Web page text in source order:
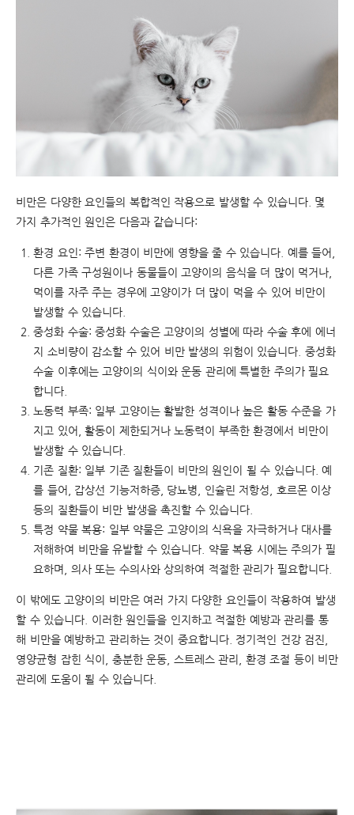
비만은 다양한 요인들의 복합적인 작용으로 발생할 수 있습니다. 몇
가지 추가적인 원인은 다음과 같습니다:
환경 요인: 주변 환경이 비만에 영향을 줄 수 있습니다. 예를 들어,
다른 가족 구성원이나 동물들이 고양이의 음식을 더 많이 먹거나,
먹이를 자주 주는 경우에 고양이가 더 많이 먹을 수 있어 비만이
발생할 수 있습니다.
중성화 수술: 중성화 수술은 고양이의 성별에 따라 수술 후에 에너
지 소비량이 감소할 수 있어 비만 발생의 위험이 있습니다. 중성화
수술 이후에는 고양이의 식이와 운동 관리에 특별한 주의가 필요
합니다.
노동력 부족: 일부 고양이는 활발한 성격이나 높은 활동 수준을 가
지고 있어, 활동이 제한되거나 노동력이 부족한 환경에서 비만이
발생할 수 있습니다.
기존 질환: 일부 기존 질환들이 비만의 원인이 될 수 있습니다. 예
를 들어, 갑상선 기능저하증, 당뇨병, 인슐린 저항성, 호르몬 이상
등의 질환들이 비만 발생을 촉진할 수 있습니다.
특정 약물 복용: 일부 약물은 고양이의 식욕을 자극하거나 대사를
저해하여 비만을 유발할 수 있습니다. 약물 복용 시에는 주의가 필
요하며, 의사 또는 수의사와 상의하여 적절한 관리가 필요합니다.
이 밖에도 고양이의 비만은 여러 가지 다양한 요인들이 작용하여 발생
할 수 있습니다 이러한 원인들을 인지하고 적절한 예방과 관리를 통
해 비만을 예방하고 관리하는 것이 중요합니다. 정기적인 건강 검진
영양균형 잡힌 식이 충분한 운동 스트레스 관리 환경 조절 등이
비만
관리에
도움이 될 수 있습니다